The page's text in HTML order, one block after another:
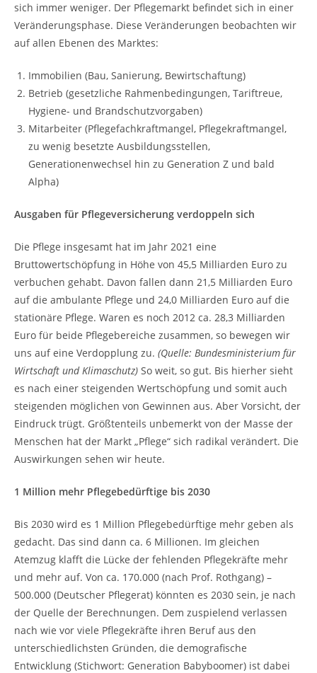
sich immer weniger. Der Pflegemarkt befindet sich in einer
Veränderungsphase. Diese Veränderungen beobachten wir
auf allen Ebenen des Marktes:
Immobilien (Bau, Sanierung, Bewirtschaftung)
Betrieb (gesetzliche Rahmenbedingungen, Tariftreue,
Hygiene- und Brandschutzvorgaben)
Mitarbeiter (Pflegefachkraftmangel, Pflegekraftmangel,
zu wenig besetzte Ausbildungsstellen,
Generationenwechsel hin zu Generation Z und bald
Alpha)
Ausgaben für Pflegeversicherung verdoppeln sich
Die Pflege insgesamt hat im Jahr 2021 eine
Bruttowertschöpfung in Höhe von 45,5 Milliarden Euro zu
verbuchen gehabt. Davon fallen dann 21,5 Milliarden Euro
auf die ambulante Pflege und 24,0 Milliarden Euro auf die
stationäre Pflege. Waren es noch 2012 ca. 28,3 Milliarden
Euro für beide Pflegebereiche zusammen, so bewegen wir
uns auf eine Verdopplung zu. (Quelle: Bundesministerium für
Wirtschaft und Klimaschutz) So weit, so gut. Bis hierher sieht
es nach einer steigenden Wertschöpfung und somit auch
steigenden möglichen von Gewinnen aus. Aber Vorsicht, der
Eindruck trügt. Größtenteils unbemerkt von der Masse der
Menschen hat der Markt „Pflege“ sich radikal verändert. Die
Auswirkungen sehen wir heute.
1 Million mehr Pflegebedürftige bis 2030
Bis 2030 wird es 1 Million Pflegebedürftige mehr geben als
gedacht. Das sind dann ca. 6 Millionen. Im gleichen
Atemzug klafft die Lücke der fehlenden Pflegekräfte mehr
und mehr auf. Von ca. 170.000 (nach Prof. Rothgang) –
500.000 (Deutscher Pflegerat) könnten es 2030 sein, je nach
der Quelle der Berechnungen. Dem zuspielend verlassen
nach wie vor viele Pflegekräfte ihren Beruf aus den
unterschiedlichsten Gründen, die demografische
Entwicklung (Stichwort: Generation Babyboomer) ist dabei